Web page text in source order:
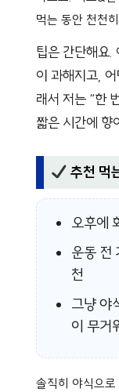
먹는 동안 천천
팁은 간단해요.
이 과해지고,
래서 저는 “한
짧은 시간에 향
추천 먹
오후에
운동 전
천
그냥 야
이 무
솔직히 야식으